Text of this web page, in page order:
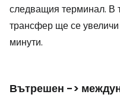
следващия терминал. В
трансфер ще се
минути.
Вътрешен ->